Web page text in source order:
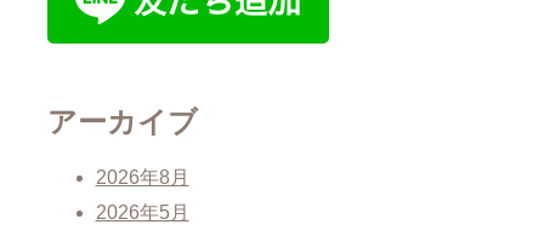
アーカイブ
2026年8月
2026年5月